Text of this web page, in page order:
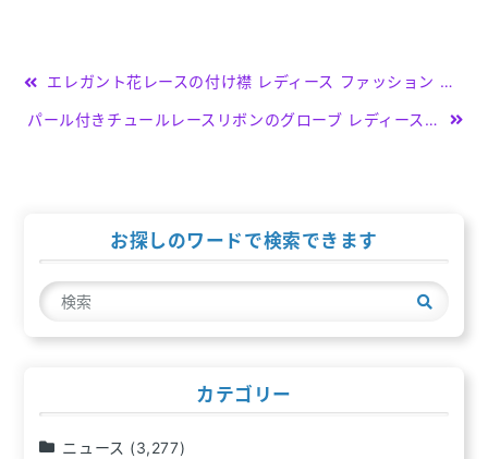
投
稿
ー
シ
ョ
エレガント花レースの付け襟 レディース ファッション トップス 小物 ブラック ワンポイント 春 夏 秋 冬 花 レース ボタン エレガント 大人 30代 40代 50代 60代 サワアラモード sawaalamode otona 大人 kawaii 可愛い 洋服 かわいい服 大人可愛い ◆alamode
パール付きチュールレースリボンのグローブ レディース ファッション グローブ 手袋 ブラック 裏起毛 リボン 冬 パール チュール 光沢 暖かい フェミニン 30代 40代 50代 60代 サワアラモード sawaalamode otona 大人 kawaii 可愛い 洋服 かわいい服 ◆alamode
お探しのワードで検索できます
検
索
カテゴリー
ニュース (3,277)